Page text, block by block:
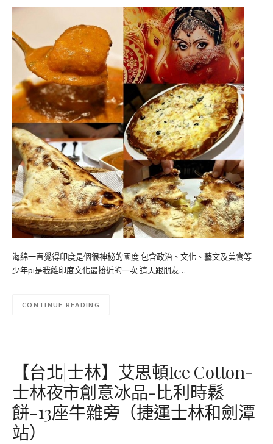
海綿一直覺得印度是個很神秘的國度 包含政治、文化、藝文及美食等
少年pi是我離印度文化最接近的一次 這天跟朋友…
CONTINUE READING
【台北|士林】艾思頓Ice Cotton-
士林夜市創意冰品-比利時鬆
餅-13座牛雜旁（捷運士林和劍潭
站）